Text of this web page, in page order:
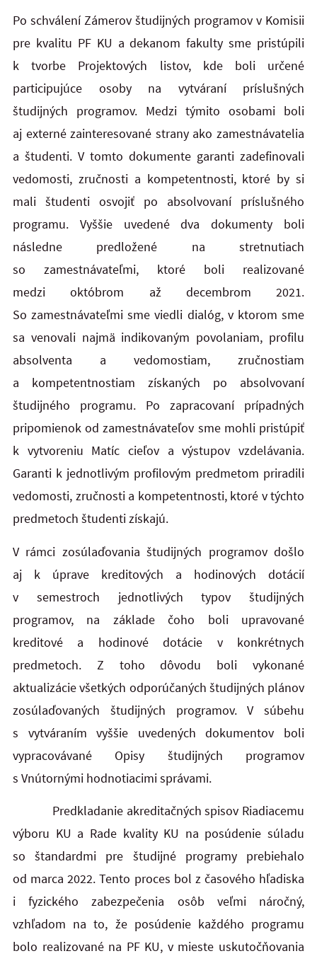
Po schválení Zámerov študijných programov v Komisii
pre kvalitu PF KU a dekanom fakulty sme pristúpili
k tvorbe Projektových listov, kde boli určené
participujúce osoby na vytváraní príslušných
študijných programov. Medzi týmito osobami boli
aj externé zainteresované strany ako zamestnávatelia
a študenti. V tomto dokumente garanti zadefinovali
vedomosti, zručnosti a kompetentnosti, ktoré by si
mali študenti osvojiť po absolvovaní príslušného
programu. Vyššie uvedené dva dokumenty boli
následne predložené na stretnutiach
so zamestnávateľmi, ktoré boli realizované
medzi októbrom až decembrom 2021.
So zamestnávateľmi sme viedli dialóg, v ktorom sme
sa venovali najmä indikovaným povolaniam, profilu
absolventa a vedomostiam, zručnostiam
a kompetentnostiam získaných po absolvovaní
študijného programu. Po zapracovaní prípadných
pripomienok od zamestnávateľov sme mohli pristúpiť
k vytvoreniu Matíc cieľov a výstupov vzdelávania.
Garanti k jednotlivým profilovým predmetom priradili
vedomosti, zručnosti a kompetentnosti, ktoré v týchto
predmetoch študenti získajú.
V rámci zosúlaďovania študijných programov došlo
aj k úprave kreditových a hodinových dotácií
v semestroch jednotlivých typov študijných
programov, na základe čoho boli upravované
kreditové a hodinové dotácie v konkrétnych
predmetoch. Z toho dôvodu boli vykonané
aktualizácie všetkých odporúčaných študijných plánov
zosúlaďovaných študijných programov. V súbehu
s vytváraním vyššie uvedených dokumentov boli
vypracovávané Opisy študijných programov
s Vnútornými hodnotiacimi správami.
Predkladanie akreditačných spisov Riadiacemu
výboru KU a Rade kvality KU na posúdenie súladu
so štandardmi pre študijné programy prebiehalo
od marca 2022. Tento proces bol z časového hľadiska
i fyzického zabezpečenia osôb veľmi náročný,
vzhľadom na to, že posúdenie každého programu
bolo realizované na PF KU, v mieste uskutočňovania